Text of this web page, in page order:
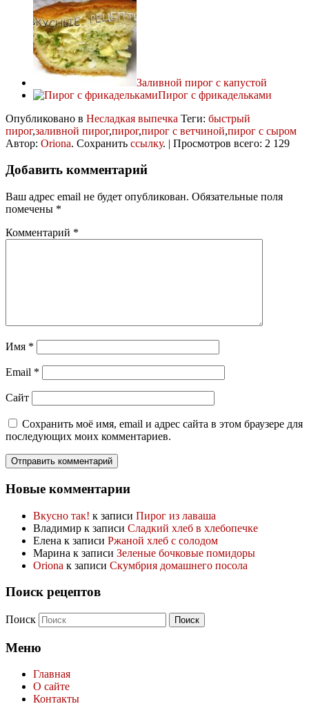
Заливной пирог с капустой
Пирог с фрикадельками
Опубликовано в Несладкая выпечка Теги: быстрый
пирог,заливной пирог,пирог,пирог с ветчиной,пирог с сыром
Автор: Oriona. Сохранить ссылку. | Просмотров всего: 2 129
Добавить комментарий
Ваш адрес email не будет опубликован. Обязательные поля
помечены *
Комментарий *
Имя *
Email *
Сайт
Сохранить моё имя, email и адрес сайта в этом браузере для
последующих моих комментариев.
Новые комментарии
Вкусно так! к записи Пирог из лаваша
Владимир к записи Сладкий хлеб в хлебопечке
Елена к записи Ржаной хлеб с солодом
Марина к записи Зеленые бочковые помидоры
Oriona к записи Скумбрия домашнего посола
Поиск рецептов
Поиск
Меню
Главная
О сайте
Контакты